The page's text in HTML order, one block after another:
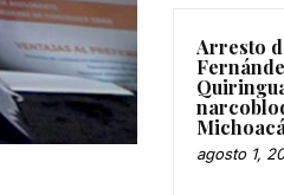
Arresto
agosto 1,